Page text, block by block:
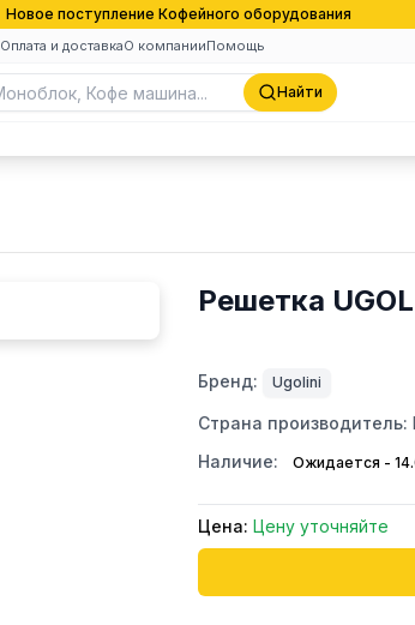
Новое поступление Кофейного оборудования
Оплата и доставкаО компанииПомощь
Найти
Решетка
Бренд: Ugolini
Страна производитель:
Наличие:
Ожидается -
Цена: Цену уточняйте